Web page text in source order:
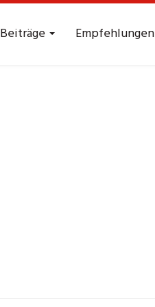
Beiträge Empfehlungen